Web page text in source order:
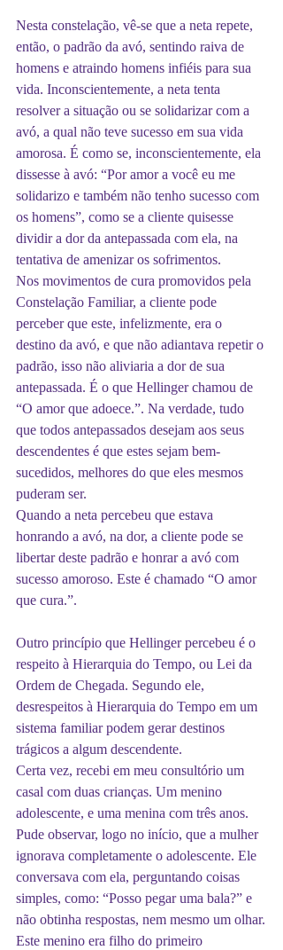
Nesta constelação, vê-se que a neta repete,
então, o padrão da avó, sentindo raiva de
homens e atraindo homens infiéis para sua
vida. Inconscientemente, a neta tenta
resolver a situação ou se solidarizar com a
avó, a qual não teve sucesso em sua vida
amorosa. É como se, inconscientemente, ela
dissesse à avó: “Por amor a você eu me
solidarizo e também não tenho sucesso com
os homens”, como se a cliente quisesse
dividir a dor da antepassada com ela, na
tentativa de amenizar os sofrimentos.
Nos movimentos de cura promovidos pela
Constelação Familiar, a cliente pode
perceber que este, infelizmente, era o
destino da avó, e que não adiantava repetir o
padrão, isso não aliviaria a dor de sua
antepassada. É o que Hellinger chamou de
“O amor que adoece.”. Na verdade, tudo
que todos antepassados desejam aos seus
descendentes é que estes sejam bem-
sucedidos, melhores do que eles mesmos
puderam ser.
Quando a neta percebeu que estava
honrando a avó, na dor, a cliente pode se
libertar deste padrão e honrar a avó com
sucesso amoroso. Este é chamado “O amor
que cura.”.
Outro princípio que Hellinger percebeu é o
respeito à Hierarquia do Tempo, ou Lei da
Ordem de Chegada. Segundo ele,
desrespeitos à Hierarquia do Tempo em um
sistema familiar podem gerar destinos
trágicos a algum descendente.
Certa vez, recebi em meu consultório um
casal com duas crianças. Um menino
adolescente, e uma menina com três anos.
Pude observar, logo no início, que a mulher
ignorava completamente o adolescente. Ele
conversava com ela, perguntando coisas
simples, como: “Posso pegar uma bala?” e
não obtinha respostas, nem mesmo um olhar.
Este menino era filho do primeiro